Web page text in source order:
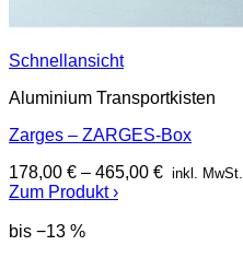
Schnellansicht
Aluminium Transportkisten
Zarges – ZARGES-Box
178,00 € – 465,00 € inkl. MwSt.
Zum Produkt ›
bis −13 %